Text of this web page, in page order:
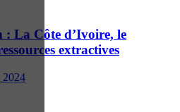
La Côte d’Ivoire, le
extractives
2024